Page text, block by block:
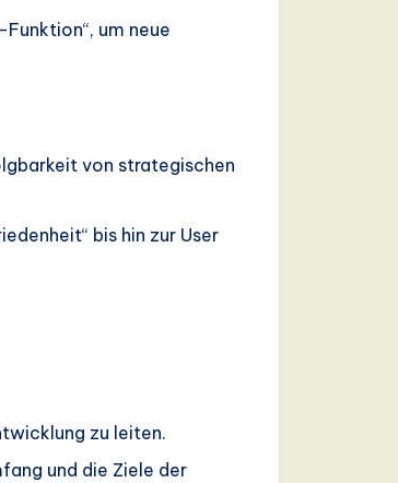
um neue
von strategischen
bis hin zur User
zu leiten.
und die Ziele der